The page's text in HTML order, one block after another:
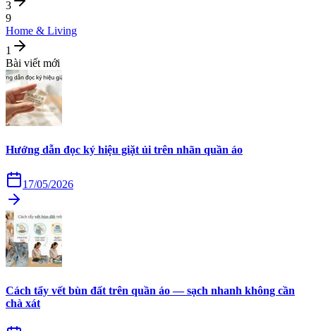
3
9
Home & Living
1
Bài viết mới
Hướng dẫn đọc ký hiệu giặt ủi trên nhãn quần áo
17/05/2026
Cách tẩy vết bùn đất trên quần áo — sạch nhanh không cần
chà xát